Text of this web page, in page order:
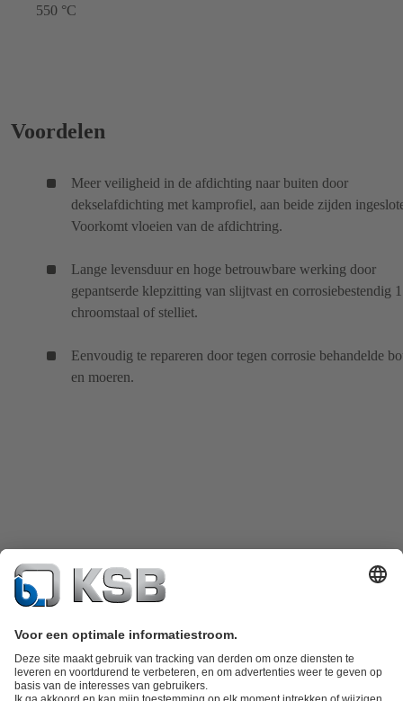
550 °C
Voordelen
Meer veiligheid in de afdichting naar buiten door
dekselafdichting met kamprofiel, aan beide zijden
Voorkomt vloeien van de afdichtring.
Lange levensduur en hoge betrouwbare werking door
gepantserde klepzitting van slijtvast en corrosiebestendig
chroomstaal of stelliet.
Eenvoudig te repareren door tegen corrosie behandelde
en moeren.